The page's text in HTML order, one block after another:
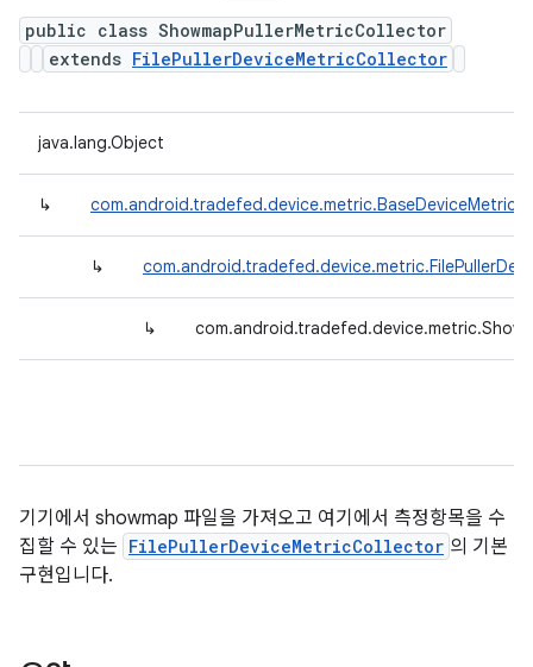
public class ShowmapPullerMetricCollector
extends FilePullerDeviceMetricCollector
java.lang.Object
↳
↳
↳
기기에서 showmap 파일을 가져오고 여기에서 측정항목을 수
집할 수 있는 FilePullerDeviceMetricCollector 의 기본
구현입니다.